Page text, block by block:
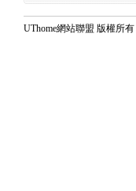
UThome網站聯盟 版權所有